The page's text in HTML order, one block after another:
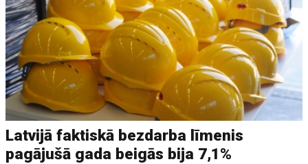
Latvijā faktiskā bezdarba līmenis
pagājušā gada beigās bija 7,1%